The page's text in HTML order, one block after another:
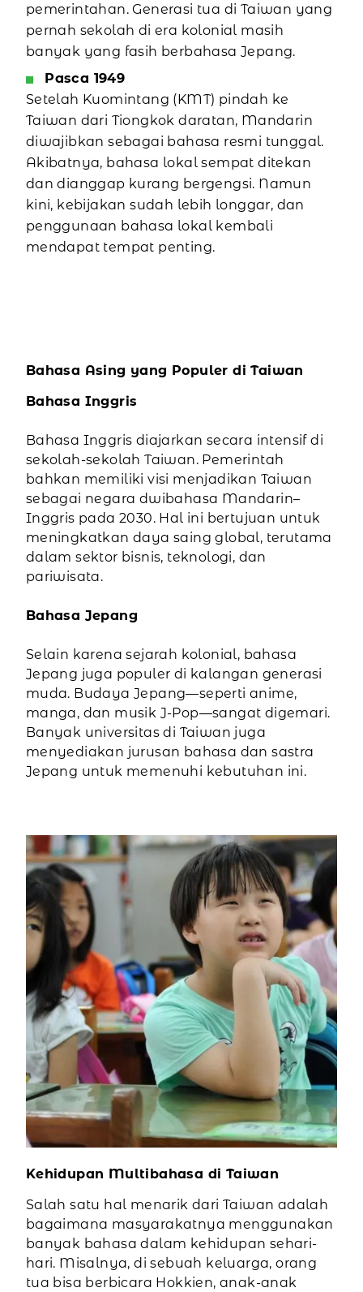
pemerintahan. Generasi tua di Taiwan yang
pernah sekolah di era kolonial masih
banyak yang fasih berbahasa Jepang.
Pasca 1949
Setelah Kuomintang (KMT) pindah ke
Taiwan dari Tiongkok daratan, Mandarin
diwajibkan sebagai bahasa resmi tunggal.
Akibatnya, bahasa lokal sempat ditekan
dan dianggap kurang bergengsi. Namun
kini, kebijakan sudah lebih longgar, dan
penggunaan bahasa lokal kembali
mendapat tempat penting.
Bahasa Asing yang Populer di Taiwan
Bahasa Inggris
Bahasa Inggris diajarkan secara intensif di
sekolah-sekolah Taiwan. Pemerintah
bahkan memiliki visi menjadikan Taiwan
sebagai negara dwibahasa Mandarin–
Inggris pada 2030. Hal ini bertujuan untuk
meningkatkan daya saing global, terutama
dalam sektor bisnis, teknologi, dan
pariwisata.
Bahasa Jepang
Selain karena sejarah kolonial, bahasa
Jepang juga populer di kalangan generasi
muda. Budaya Jepang—seperti anime,
manga, dan musik J-Pop—sangat digemari.
Banyak universitas di Taiwan juga
menyediakan jurusan bahasa dan sastra
Jepang untuk memenuhi kebutuhan ini.
Kehidupan Multibahasa di Taiwan
Salah satu hal menarik dari Taiwan adalah
bagaimana masyarakatnya menggunakan
banyak bahasa dalam kehidupan sehari-
hari. Misalnya, di sebuah keluarga, orang
tua bisa berbicara Hokkien, anak-anak